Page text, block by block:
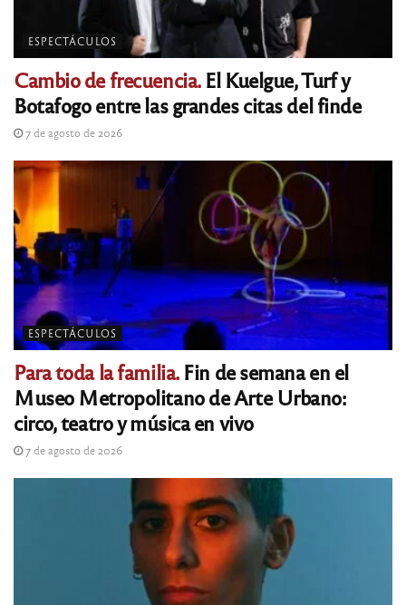
ESPECTÁCULOS
Cambio de frecuencia.El Kuelgue, Turf y
Botafogo entre las grandes citas del finde
7 de agosto de 2026
ESPECTÁCULOS
Para toda la familia.Fin de semana en el
Museo Metropolitano de Arte Urbano:
circo, teatro y música en vivo
7 de agosto de 2026